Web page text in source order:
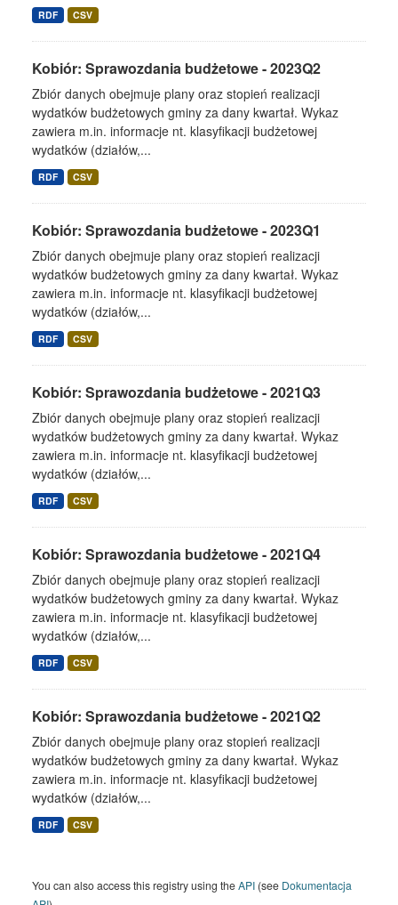
RDF CSV
Kobiór: Sprawozdania budżetowe - 2023Q2
Zbiór danych obejmuje plany oraz stopień realizacji
wydatków budżetowych gminy za dany kwartał. Wykaz
zawiera m.in. informacje nt. klasyfikacji budżetowej
wydatków (działów,...
RDF CSV
Kobiór: Sprawozdania budżetowe - 2023Q1
Zbiór danych obejmuje plany oraz stopień realizacji
wydatków budżetowych gminy za dany kwartał. Wykaz
zawiera m.in. informacje nt. klasyfikacji budżetowej
wydatków (działów,...
RDF CSV
Kobiór: Sprawozdania budżetowe - 2021Q3
Zbiór danych obejmuje plany oraz stopień realizacji
wydatków budżetowych gminy za dany kwartał. Wykaz
zawiera m.in. informacje nt. klasyfikacji budżetowej
wydatków (działów,...
RDF CSV
Kobiór: Sprawozdania budżetowe - 2021Q4
Zbiór danych obejmuje plany oraz stopień realizacji
wydatków budżetowych gminy za dany kwartał. Wykaz
zawiera m.in. informacje nt. klasyfikacji budżetowej
wydatków (działów,...
RDF CSV
Kobiór: Sprawozdania budżetowe - 2021Q2
Zbiór danych obejmuje plany oraz stopień realizacji
wydatków budżetowych gminy za dany kwartał. Wykaz
zawiera m.in. informacje nt. klasyfikacji budżetowej
wydatków (działów,...
RDF CSV
You can also access this registry using theAPI (see Dokumentacja